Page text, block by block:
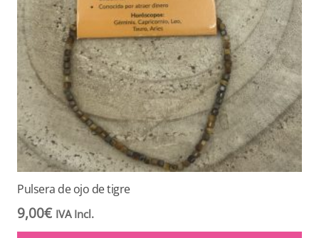
Pulsera de ojo de tigre
9,00€ IVA Incl.